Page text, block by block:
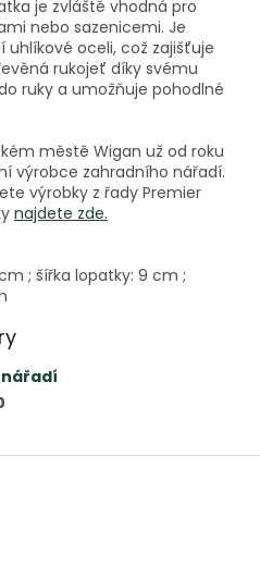
je zvláště vhodná pro
nebo sazenicemi. Je
oceli, což zajišťuje
rukojeť díky svému
ruky a umožňuje pohodlné
městě Wigan už od roku
výrobce zahradního nářadí.
výrobky z řady Premier
najdete zde.
; šířka lopatky: 9 cm ;